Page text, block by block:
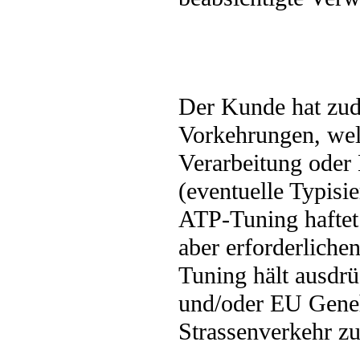
Der Kunde hat
Vorkehrungen,
Verarbeitung oder
(eventuelle
ATP-Tuning
aber
Tuning hält
und/oder EU
Strassenverkehr